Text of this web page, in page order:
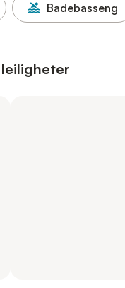
Badebasseng